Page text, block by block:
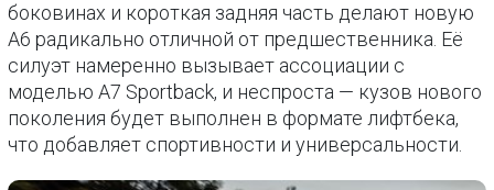
боковинах и короткая задняя часть делают новую
A6 радикально отличной от предшественника. Её
силуэт намеренно вызывает ассоциации с
моделью A7 Sportback, и неспроста — кузов нового
поколения будет выполнен в формате лифтбека,
что добавляет спортивности и универсальности.